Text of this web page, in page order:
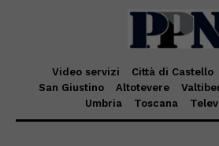
Video servizi Città di Castello
San Giustino
Altotevere
Umbria
Toscana